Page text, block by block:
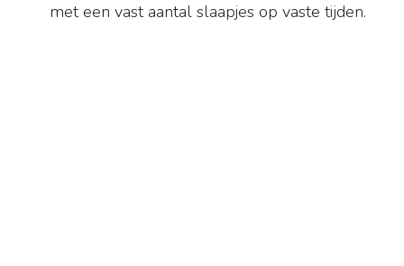
met een vast aantal slaapjes op vaste tijden.